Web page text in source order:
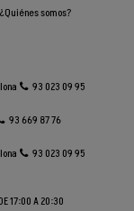
¿Quiénes somos?
93 023 09 95
93 669 87 76
93 023 09 95
17:00 A 20:30